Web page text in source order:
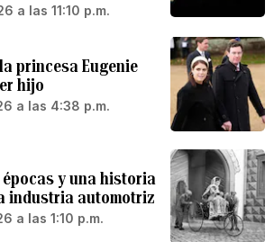
a las 11:10 p.m.
princesa Eugenie
hijo
a las 4:38 p.m.
épocas y una historia
industria automotriz
a las 1:10 p.m.